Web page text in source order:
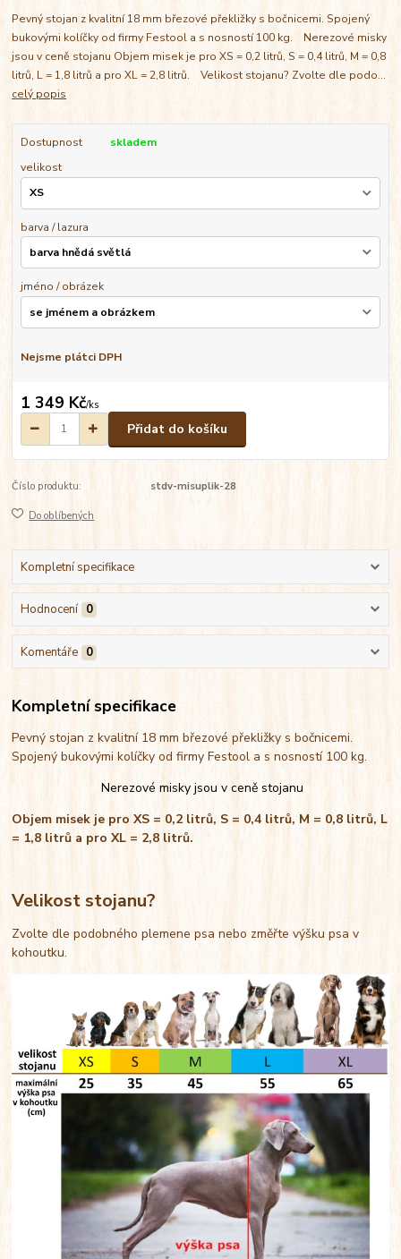
Pevný stojan z kvalitní 18 mm březové překližky s bočnicemi. Spojený
bukovými kolíčky od firmy Festool a s nosností 100 kg. Nerezové misky
jsou v ceně stojanu Objem misek je pro XS = 0,2 litrů, S = 0,4 litrů, M = 0,8
litrů, L = 1,8 litrů a pro XL = 2,8 litrů. Velikost stojanu? Zvolte dle podo...
celý popis
Dostupnost
skladem
velikost
barva / lazura
jméno / obrázek
Nejsme plátci DPH
1 349 Kč/ks
Přidat do košíku
Číslo produktu: stdv-misuplik-28
Do oblíbených
Kompletní specifikace
Hodnocení 0
Komentáře 0
Kompletní specifikace
Pevný stojan z kvalitní 18 mm březové překližky s bočnicemi.
Spojený bukovými kolíčky od firmy Festool a s nosností 100 kg.
Nerezové misky jsou v ceně stojanu
Objem misek je pro XS = 0,2 litrů, S = 0,4 litrů, M = 0,8 litrů, L
= 1,8 litrů a pro XL = 2,8 litrů.
Velikost stojanu?
Zvolte dle podobného plemene psa nebo změřte výšku psa v
kohoutku.